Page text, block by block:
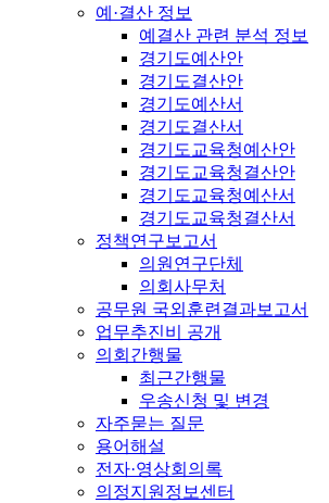
예·결산 정보
예결산 관련 분석 정보
경기도예산안
경기도결산안
경기도예산서
경기도결산서
경기도교육청예산안
경기도교육청결산안
경기도교육청예산서
경기도교육청결산서
정책연구보고서
의원연구단체
의회사무처
공무원 국외훈련결과보고서
업무추진비 공개
의회간행물
최근간행물
우송신청 및 변경
자주묻는 질문
용어해설
전자·영상회의록
의정지원정보센터